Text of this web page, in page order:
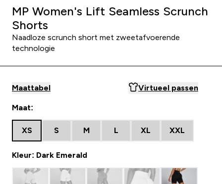
MP Women's Lift Seamless Scrunch
Shorts
Naadloze scrunch short met zweetafvoerende
technologie
Maattabel Virtueel passen
Maat:
XS S M L XL XXL
Kleur: Dark Emerald